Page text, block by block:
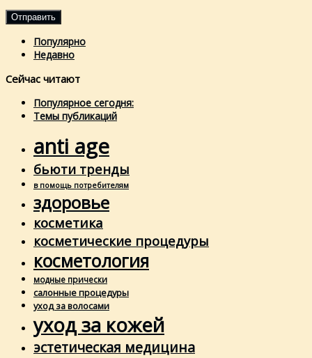
Популярно
Недавно
Сейчас читают
Популярное сегодня:
Темы публикаций
anti age
бьюти тренды
в помощь потребителям
здоровье
косметика
косметические процедуры
косметология
модные прически
салонные процедуры
уход за волосами
уход за кожей
эстетическая медицина